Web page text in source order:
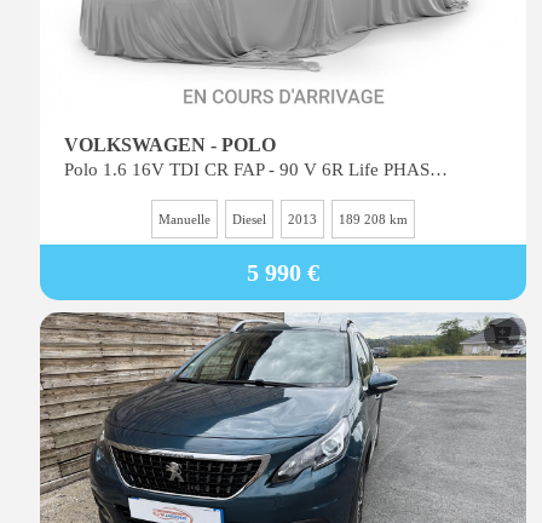
VOLKSWAGEN - POLO
Polo 1.6 16V TDI CR FAP - 90 V 6R Life PHASE 1
Manuelle Diesel 2013 189 208 km
5 990 €